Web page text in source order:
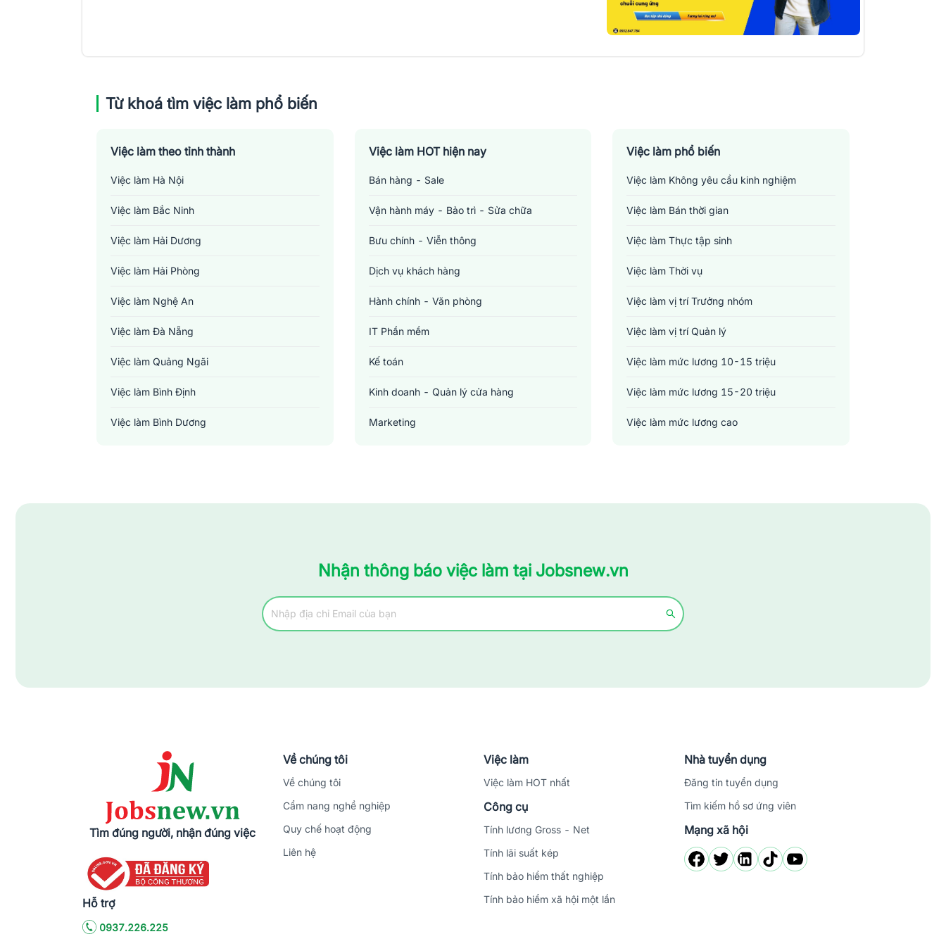
Từ khoá tìm việc làm phổ biến
Việc làm theo tỉnh thành
Việc làm Hà Nội
Việc làm Bắc Ninh
Việc làm Hải Dương
Việc làm Hải Phòng
Việc làm Nghệ An
Việc làm Đà Nẵng
Việc làm Quảng Ngãi
Việc làm Bình Định
Việc làm Bình Dương
Việc làm HOT hiện nay
Bán hàng - Sale
Vận hành máy - Bảo trì - Sửa chữa
Bưu chính - Viễn thông
Dịch vụ khách hàng
Hành chính - Văn phòng
IT Phần mềm
Kế toán
Kinh doanh - Quản lý cửa hàng
Marketing
Việc làm phổ biến
Việc làm Không yêu cầu kinh nghiệm
Việc làm Bán thời gian
Việc làm Thực tập sinh
Việc làm Thời vụ
Việc làm vị trí Trưởng nhóm
Việc làm vị trí Quản lý
Việc làm mức lương 10-15 triệu
Việc làm mức lương 15-20 triệu
Việc làm mức lương cao
Nhận thông báo việc làm tại Jobsnew.vn
Tìm đúng người, nhận đúng việc
Hỗ trợ
0937.226.225
Về chúng tôi
Về chúng tôi
Cẩm nang nghề nghiệp
Quy chế hoạt động
Liên hệ
Việc làm
Việc làm HOT nhất
Công cụ
Tính lương Gross - Net
Tính lãi suất kép
Tính bảo hiểm thất nghiệp
Tính bảo hiểm xã hội một lần
Nhà tuyển dụng
Đăng tin tuyển dụng
Tìm kiếm hồ sơ ứng viên
Mạng xã hội